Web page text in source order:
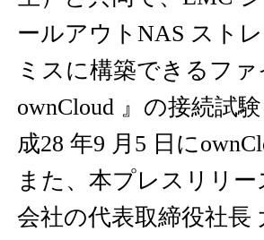
ールアウトNAS スト
ミスに構築できるフ
ownCloud 』の接続試
成28 年9 月5 日に
また、本プレスリリ
会社の代表取締役社長